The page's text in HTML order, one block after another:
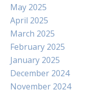
May 2025
April 2025
March 2025
February 2025
January 2025
December 2024
November 2024